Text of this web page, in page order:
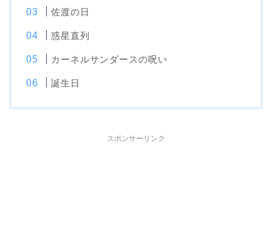
佐渡の日
惑星直列
カーネルサンダースの呪い
誕生日
スポンサーリンク